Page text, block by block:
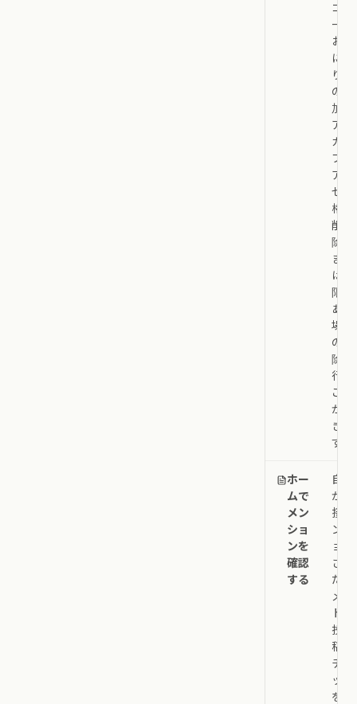
コピ
ー、
お気
に入
りへ
の追
加、
アー
カイ
ブ、
アク
セス
権の
削
除、
また
は権
限が
ある
場合
の削
除を
行う
こと
がで
きま
す。
ホー
ムで
メン
ショ
ンを
確認
する
自分
が直
接メ
ンシ
ョン
され
たコ
メン
ト、
投
稿、
チャ
ット
を見